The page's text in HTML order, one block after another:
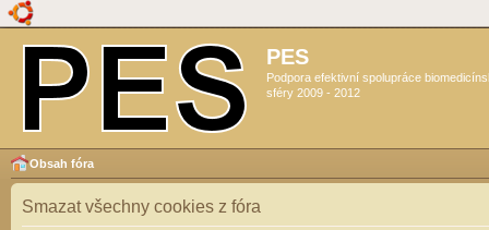
PES
Podpora efektivní spolupráce
sféry 2009 - 2012
Obsah fóra
Smazat všechny cookies z fóra